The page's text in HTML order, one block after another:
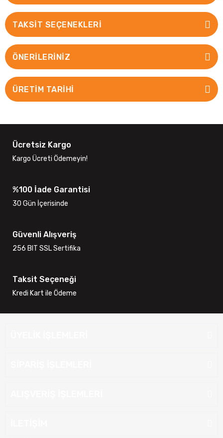
TAKSIT SEÇENEKLERI
ÖNERILERINIZ
ÜRETİM TARİHİ
Ücretsiz Kargo
Kargo Ücreti Ödemeyin!
%100 İade Garantisi
30 Gün İçerisinde
Güvenli Alışveriş
256 BIT SSL Sertifika
Taksit Seçeneği
Kredi Kart ile Ödeme